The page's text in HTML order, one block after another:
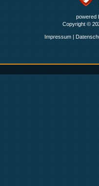
powered
Copyright ©
Impressum |